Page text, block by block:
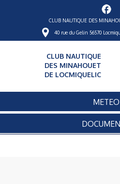
CLUB NAUTIQUE DES
40 rue du Gelin 56570
CLUB NAUTIQUE
DES MINAHOUET
DE LOCMIQUELIC
METEO